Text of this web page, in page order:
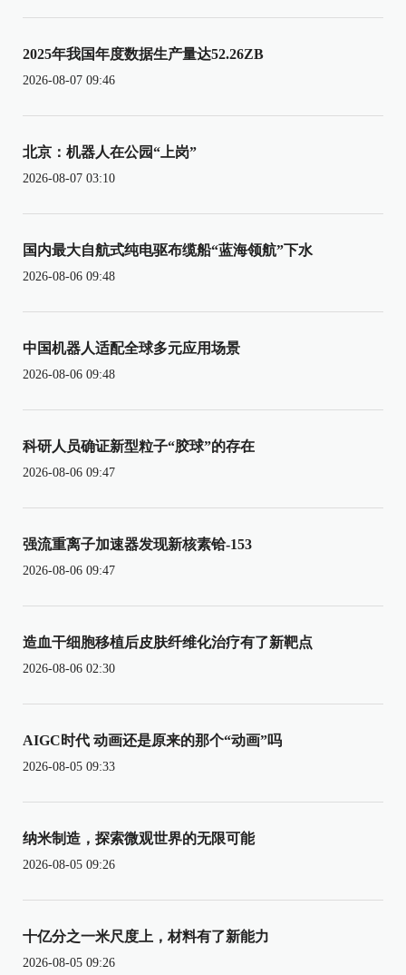
2025年我国年度数据生产量达52.26ZB
2026-08-07 09:46
北京：机器人在公园“上岗”
2026-08-07 03:10
国内最大自航式纯电驱布缆船“蓝海领航”下水
2026-08-06 09:48
中国机器人适配全球多元应用场景
2026-08-06 09:48
科研人员确证新型粒子“胶球”的存在
2026-08-06 09:47
强流重离子加速器发现新核素铪-153
2026-08-06 09:47
造血干细胞移植后皮肤纤维化治疗有了新靶点
2026-08-06 02:30
AIGC时代 动画还是原来的那个“动画”吗
2026-08-05 09:33
纳米制造，探索微观世界的无限可能
2026-08-05 09:26
十亿分之一米尺度上，材料有了新能力
2026-08-05 09:26